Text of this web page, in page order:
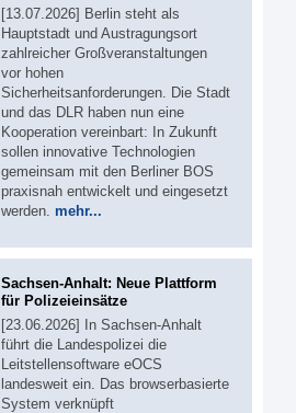
[13.07.2026] Berlin steht als
Hauptstadt und Austragungsort
zahlreicher Großveranstaltungen
vor hohen
Sicherheitsanforderungen. Die Stadt
und das DLR haben nun eine
Kooperation vereinbart: In Zukunft
sollen innovative Technologien
gemeinsam mit den Berliner BOS
praxisnah entwickelt und eingesetzt
werden. mehr...
Sachsen-Anhalt: Neue Plattform
für Polizeieinsätze
[23.06.2026] In Sachsen-Anhalt
führt die Landespolizei die
Leitstellensoftware eOCS
landesweit ein. Das browserbasierte
System verknüpft